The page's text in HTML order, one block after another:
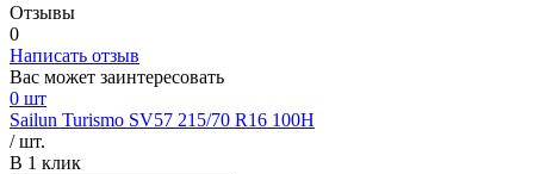
Отзывы
0
Написать отзыв
Вас может заинтересовать
0 шт
Sailun Turismo SV57 215/70 R16 100H
/ шт.
В 1 клик